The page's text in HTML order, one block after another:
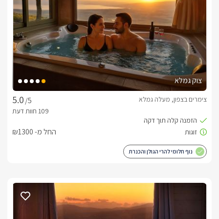
במלואו: מכונת אספרסו, מקרר גדול, מיקרוגל, קומקום, פלטת
מ:מרחב פרטי מעוצב ומטופח הגולל בריכת שחייה ענקית וצלולה,
לצידה האט טאב מחמם ופרגולת ישיבה גדולה, פינת ברביקיו,
ערסלים ומיטות שיזוף.אטרקציות:קרבה מעולה אל שמורת גמלא
המרהיבה, נחל כנף וכפר האמנים אניעם, חופי הכנרת במרחק
שלל טיולי סוסים, ג'יפים וטרקטורונים, שבילי הליכה ומסלולי
מפנקים בכל סגנון לבחירתכם.
בחורף
ג'קוזי פנימי רומנטי, משקאות חמים ושמיכות חורף מפנקות.
כלול באירוח
צוק גמלא
/5
צימרים בצפון, מעלה גמלא
החל מ- ₪1300
נוף חלומי להרי הגולן והכנרת